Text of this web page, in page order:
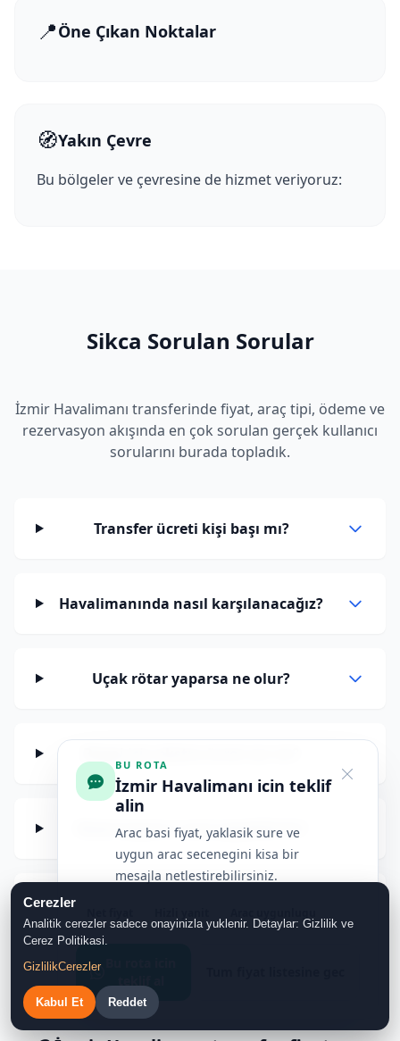
📍Öne Çıkan Noktalar
🧭Yakın Çevre
Bu bölgeler ve çevresine de hizmet veriyoruz:
Sikca Sorulan Sorular
İzmir Havalimanı transferinde fiyat, araç tipi, ödeme ve
rezervasyon akışında en çok sorulan gerçek kullanıcı
sorularını burada topladık.
Transfer ücreti kişi başı mı?
Havalimanında nasıl karşılanacağız?
Uçak rötar yaparsa ne olur?
Rezervasyonu nasıl yapabilirim?
BU ROTA
İzmir Havalimanı icin teklif
alin
Arac basi fiyat, yaklasik sure ve
uygun arac secenegini kisa bir
mesajla netlestirebilirsiniz.
Cerezler
Analitik cerezler sadece onayinizla yuklenir. Detaylar: Gizlilik ve
Cerez Politikasi.
GizlilikCerezler
Kabul Et Reddet